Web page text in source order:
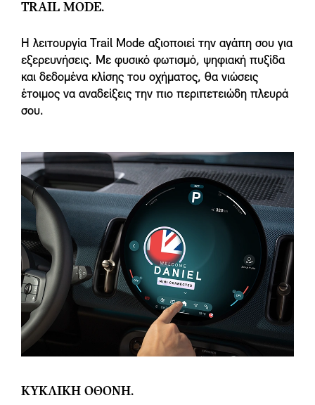
TRAIL MODE.
Η λειτουργία Trail Mode αξιοποιεί την αγάπη σου για
εξερευνήσεις. Με φυσικό φωτισμό, ψηφιακή πυξίδα
και δεδομένα κλίσης του οχήματος, θα νιώσεις
έτοιμος να αναδείξεις την πιο περιπετειώδη πλευρά
σου.
ΚΥΚΛΙΚΗ ΟΘΟΝΗ.